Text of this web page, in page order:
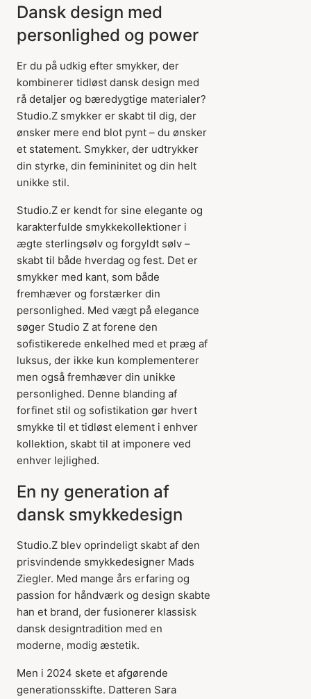
Dansk design med
personlighed og power
Er du på udkig efter smykker, der
kombinerer tidløst dansk design med
rå detaljer og bæredygtige materialer?
Studio.Z smykker er skabt til dig, der
ønsker mere end blot pynt – du ønsker
et statement. Smykker, der udtrykker
din styrke, din femininitet og din helt
unikke stil.
Studio.Z er kendt for sine elegante og
karakterfulde smykkekollektioner i
ægte sterlingsølv og forgyldt sølv –
skabt til både hverdag og fest. Det er
smykker med kant, som både
fremhæver og forstærker din
personlighed. Med vægt på elegance
søger Studio Z at forene den
sofistikerede enkelhed med et præg af
luksus, der ikke kun komplementerer
men også fremhæver din unikke
personlighed. Denne blanding af
forfinet stil og sofistikation gør hvert
smykke til et tidløst element i enhver
kollektion, skabt til at imponere ved
enhver lejlighed.
En ny generation af
dansk smykkedesign
Studio.Z blev oprindeligt skabt af den
prisvindende smykkedesigner Mads
Ziegler. Med mange års erfaring og
passion for håndværk og design skabte
han et brand, der fusionerer klassisk
dansk designtradition med en
moderne, modig æstetik.
Men i 2024 skete et afgørende
generationsskifte. Datteren Sara